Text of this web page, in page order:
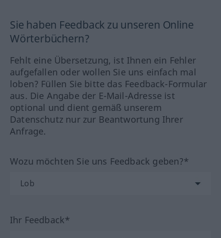
Sie haben Feedback zu unseren Online
Wörterbüchern?
Fehlt eine Übersetzung, ist Ihnen ein Fehler
aufgefallen oder wollen Sie uns einfach mal
loben? Füllen Sie bitte das Feedback-Formular
aus. Die Angabe der E-Mail-Adresse ist
optional und dient gemäß unserem
Datenschutz nur zur Beantwortung Ihrer
Anfrage.
Wozu möchten Sie uns Feedback geben?*
Ihr Feedback*